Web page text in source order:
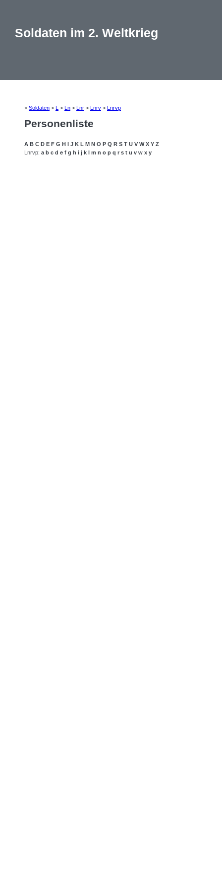
Soldaten im 2. Weltkrieg
> Soldaten > L > Ln > Lnr > Lnrv > Lnrvp
Personenliste
A B C D E F G H I J K L M N O P Q R S T U V W X Y Z
Lnrvp: a b c d e f g h i j k l m n o p q r s t u v w x y